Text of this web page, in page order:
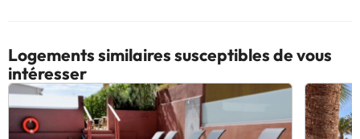
Logements similaires susceptibles de vous
intéresser